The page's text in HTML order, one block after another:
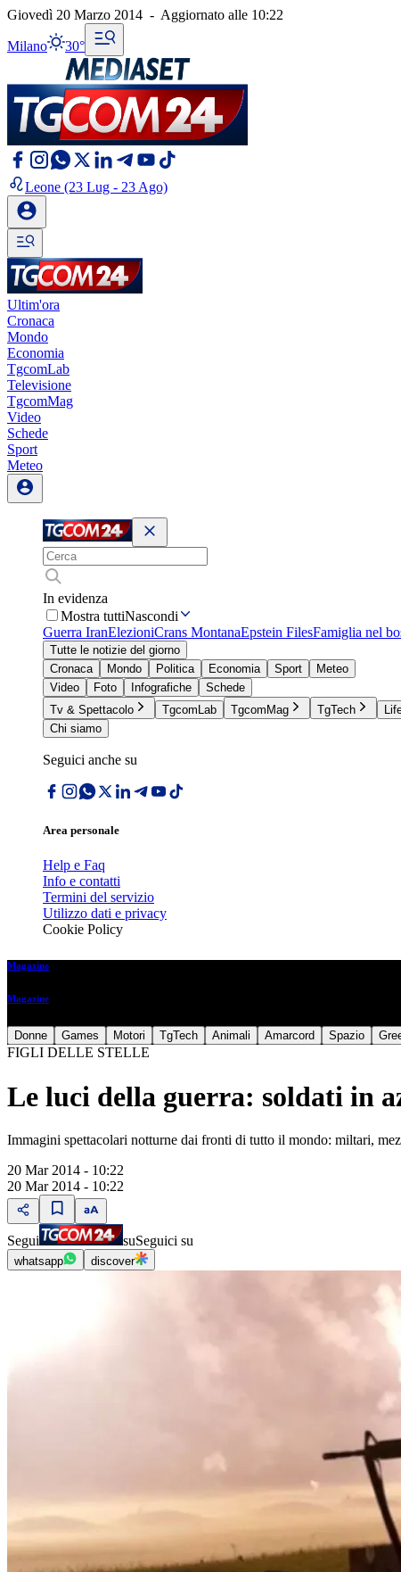
Giovedì 20 Marzo 2014 - Aggiornato alle 10:22
Milano 30°
Leone (23 Lug - 23 Ago)
Ultim'ora
Cronaca
Mondo
Economia
TgcomLab
Televisione
TgcomMag
Video
Schede
Sport
Meteo
In evidenza
Mostra tuttiNascondi
Guerra IranElezioniCrans MontanaEpstein FilesFamiglia nel
Tutte le notizie del giorno
Cronaca
Mondo Politica Economia Sport
Meteo
Video
Foto Infografiche
Schede
Tv & Spettacolo
TgcomLab TgcomMag TgTech
Chi siamo
Seguici anche su
Area personale
Help e Faq
Info e contatti
Termini del servizio
Utilizzo dati e privacy
Cookie Policy
Magazine
Magazine
Donne Games Motori TgTech Animali Amarcord Spazio
FIGLI DELLE STELLE
Le luci della guerra: soldati in
Immagini spettacolari notturne dai fronti di tutto il mondo: miltari,
20 Mar 2014 - 10:22
20 Mar 2014 - 10:22
Segui suSeguici su
whatsapp discover